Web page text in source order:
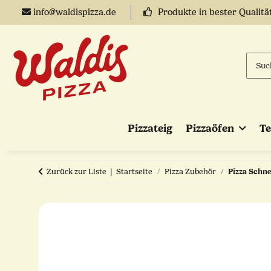
info@waldispizza.de Produkte in bester
Pizzateig Pizzaöfen
Zurück zur Liste Startseite Pizza Zubehör Pizza